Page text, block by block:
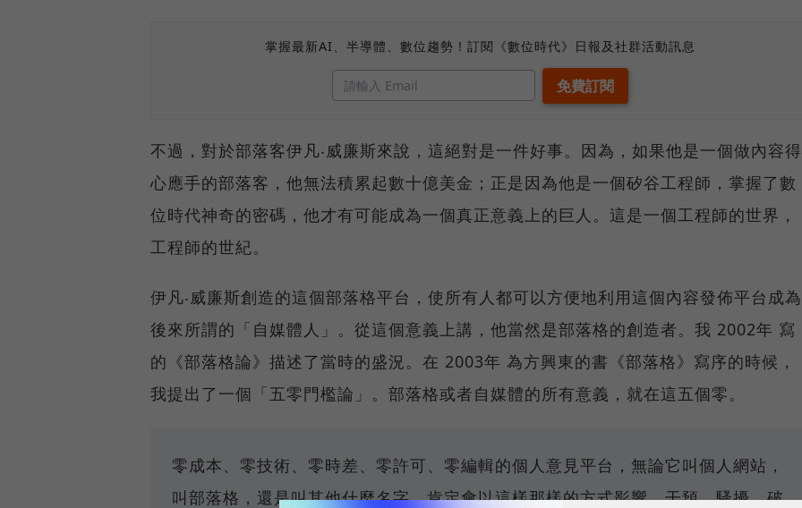
掌握最新AI、半導體、數位趨勢！訂閱《數位時代》日報及社群活動訊息
不過，對於部落客伊凡‧威廉斯來說，這絕對是一件好事。因為，如果他是一個做內容得
心應手的部落客，他無法積累起數十億美金；正是因為他是一個矽谷工程師，掌握了數
位時代神奇的密碼，他才有可能成為一個真正意義上的巨人。這是一個工程師的世界，
工程師的世紀。
伊凡‧威廉斯創造的這個部落格平台，使所有人都可以方便地利用這個內容發佈平台成為
後來所謂的「自媒體人」。從這個意義上講，他當然是部落格的創造者。我 2002年 寫
的《部落格論》描述了當時的盛況。在 2003年 為方興東的書《部落格》寫序的時候，
我提出了一個「五零門檻論」。部落格或者自媒體的所有意義，就在這五個零。
零成本、零技術、零時差、零許可、零編輯的個人意見平台，無論它叫個人網站，
叫部落格，還是叫其他什麼名字，肯定會以這樣那樣的方式影響、干預、騷擾、破